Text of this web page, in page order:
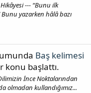
--- “Bunu ilk
yazarken hâlâ bazı
Baş kelimesi
konu başlattı.
İnce Noktalarından
olmadan kullandığımız...